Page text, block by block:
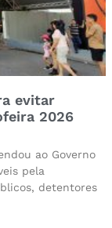
evitar
2026
ao Governo
pela
detentores